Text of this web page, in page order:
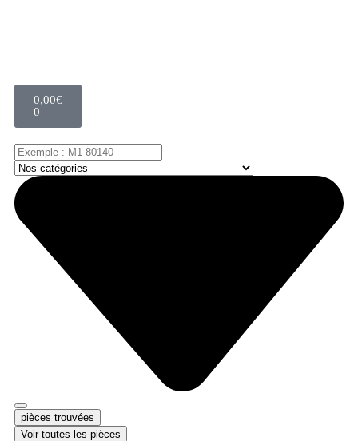
0,00€
0
pièces trouvées
Voir toutes les pièces